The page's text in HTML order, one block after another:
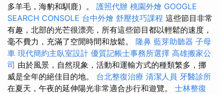
多羊毛，海豹和馴鹿）。 護照代辦 桃園外燴 GOOGLE
SEARCH CONSOLE 台中外燴 舒壓技巧課程 這些節目非常
有趣，北部的光芒很漂亮，所有這些節目都以輕鬆的速度，
毫不費力，充滿了空閒時間和放鬆。 隆鼻 藍芽助聽器 子母
車 現代簡約主臥室設計 優質記帳士事務所選擇 高雄搬家公
司 由於風景，自然現象，活動和運輸方式的種類繁多，挪
威是全年的絕佳目的地。 台北整復治療 清潔人員 牙醫診所
在夏天，午夜的延伸陽光非常適合步行和遊覽。 士林整復